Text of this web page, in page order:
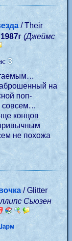
/ Their
1987г (Джеймс
3
на
поп-
совсем…
концов
не похожа
/ Glitter
Сьюзен